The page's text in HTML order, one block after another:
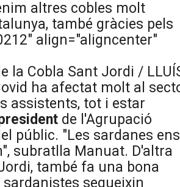
altres cobles molt
també gràcies pels
align="aligncenter"
la Cobla Sant Jordi /
ha afectat molt al
assistents, tot i estar
de l'Agrupació
públic. "Les sardanes ens
subratlla Manuat. D'altra
també fa una bona
segueixin